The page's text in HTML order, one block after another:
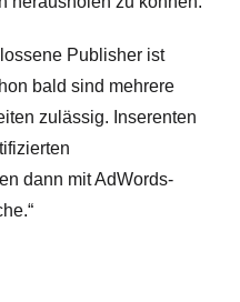
Publisher ist
bald sind mehrere
zulässig. Inserenten
dann mit AdWords-